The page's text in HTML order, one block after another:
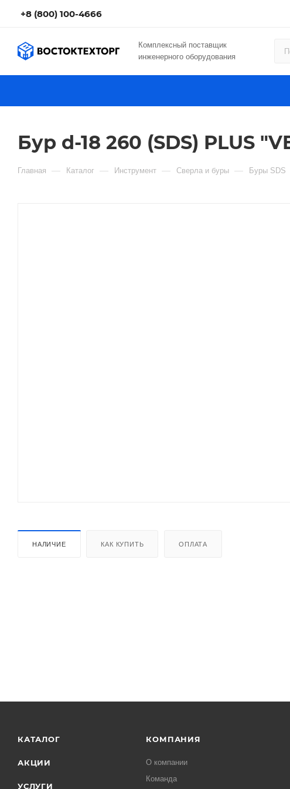
+8 (800) 100-4666
Комплексный поставщик
инженерного оборудования
Бур d-18 260 (SDS) PLUS
Главная — Каталог — Инструмент — Сверла и буры — Буры SDS
НАЛИЧИЕ КАК КУПИТЬ ОПЛАТА
КАТАЛОГ
АКЦИИ
УСЛУГИ
КОМПАНИЯ
О компании
Команда